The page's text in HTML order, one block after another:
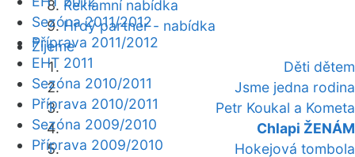
Reklamní nabídka
Hrdý partner - nabídka
Žijeme
Děti dětem
Jsme jedna rodina
Petr Koukal a Kometa
Chlapi ŽENÁM
Hokejová tombola
Sezóna 2011/2012
Příprava 2011/2012
EHT 2011
Sezóna 2010/2011
Příprava 2010/2011
Sezóna 2009/2010
Příprava 2009/2010